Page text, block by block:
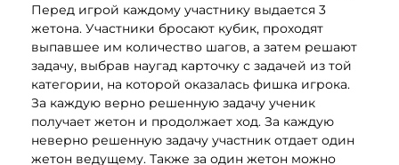
Перед игрой каждому участнику выдается 3
жетона. Участники бросают кубик, проходят
выпавшее им количество шагов, а затем решают
задачу, выбрав наугад карточку с задачей из той
категории, на которой оказалась фишка игрока.
За каждую верно решенную задачу ученик
получает жетон и продолжает ход. За каждую
неверно решенную задачу участник отдает один
жетон ведущему. Также за один жетон можно